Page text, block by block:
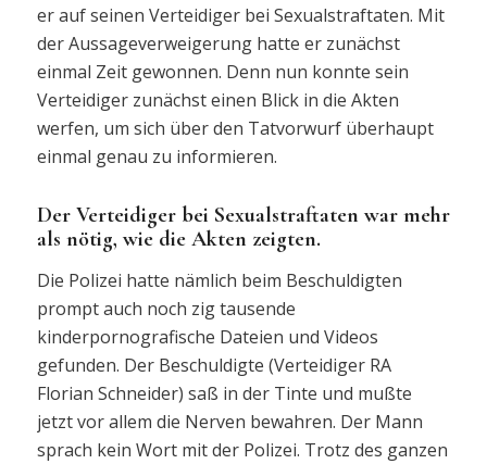
er auf seinen Verteidiger bei Sexualstraftaten. Mit
der Aussageverweigerung hatte er zunächst
einmal Zeit gewonnen. Denn nun konnte sein
Verteidiger zunächst einen Blick in die Akten
werfen, um sich über den Tatvorwurf überhaupt
einmal genau zu informieren.
Der Verteidiger bei Sexualstraftaten war mehr
als nötig, wie die Akten zeigten.
Die Polizei hatte nämlich beim Beschuldigten
prompt auch noch zig tausende
kinderpornografische Dateien und Videos
gefunden. Der Beschuldigte (Verteidiger RA
Florian Schneider) saß in der Tinte und mußte
jetzt vor allem die Nerven bewahren. Der Mann
sprach kein Wort mit der Polizei. Trotz des ganzen